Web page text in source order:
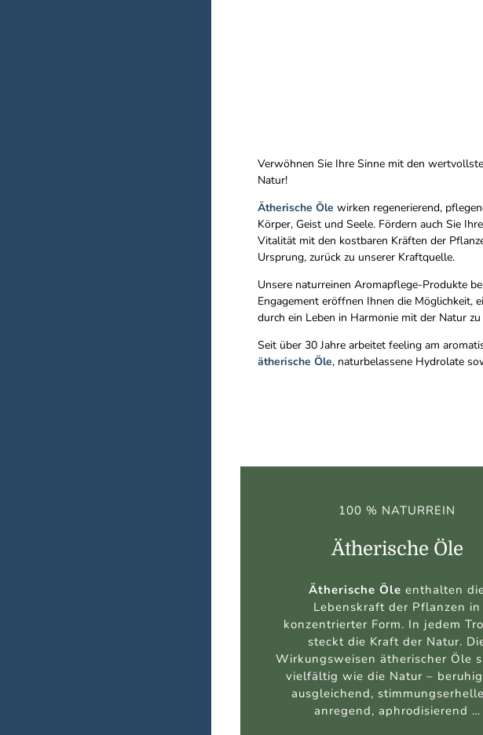
Verwöhnen Sie Ihre Sinne mit den
Natur!
Ätherische Öle wirken regenerierend,
Körper, Geist und Seele. Fördern auch Sie
Vitalität mit den kostbaren Kräften der
Ursprung, zurück zu unserer Kraftquelle.
Unsere naturreinen Aromapflege-Produkte
Engagement eröffnen Ihnen die Möglichkeit,
durch ein Leben in Harmonie mit der Natur zu
Seit über 30 Jahre arbeitet feeling am
ätherische Öle, naturbelassene Hydrolate
100 % NATURREIN
Ätherische Öle
Ätherische Öle enthalten
Lebenskraft der Pflanzen in
konzentrierter Form. In jedem
steckt die Kraft der Natur.
Wirkungsweisen ätherischer Öle
vielfältig wie die Natur –
ausgleichend,
anregend, aphrodisierend …